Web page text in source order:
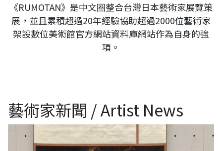
《RUMOTAN》是中文圈整合台灣日本藝術家展覽策
展，並且累積超過20年經驗協助超過2000位藝術家
架設數位美術館官方網站資料庫網站作為自身的強
項。
藝術家新聞 / Artist News